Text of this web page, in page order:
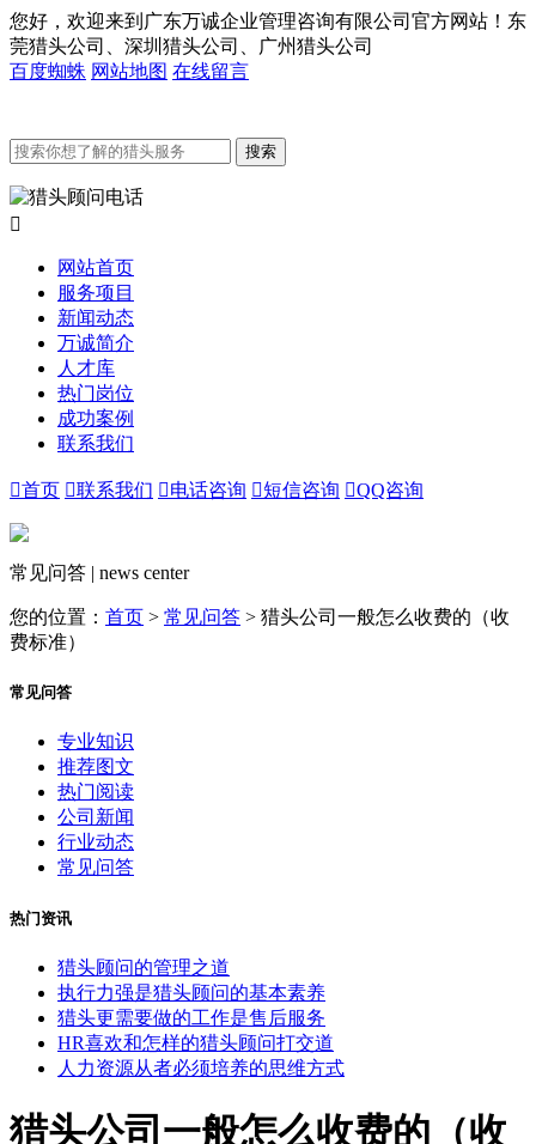
您好，欢迎来到广东万诚企业管理咨询有限公司官方网站！东
莞猎头公司、深圳猎头公司、广州猎头公司
百度蜘蛛 网站地图 在线留言

网站首页
服务项目
新闻动态
万诚简介
人才库
热门岗位
成功案例
联系我们
首页 联系我们 电话咨询 短信咨询 QQ咨询
常见问答 | news center
您的位置： 首页 > 常见问答 > 猎头公司一般怎么收费的（收
费标准）
常见问答
专业知识
推荐图文
热门阅读
公司新闻
行业动态
常见问答
热门资讯
猎头顾问的管理之道
执行力强是猎头顾问的基本素养
猎头更需要做的工作是售后服务
HR喜欢和怎样的猎头顾问打交道
人力资源从者必须培养的思维方式
猎头公司一般怎么收费的（收